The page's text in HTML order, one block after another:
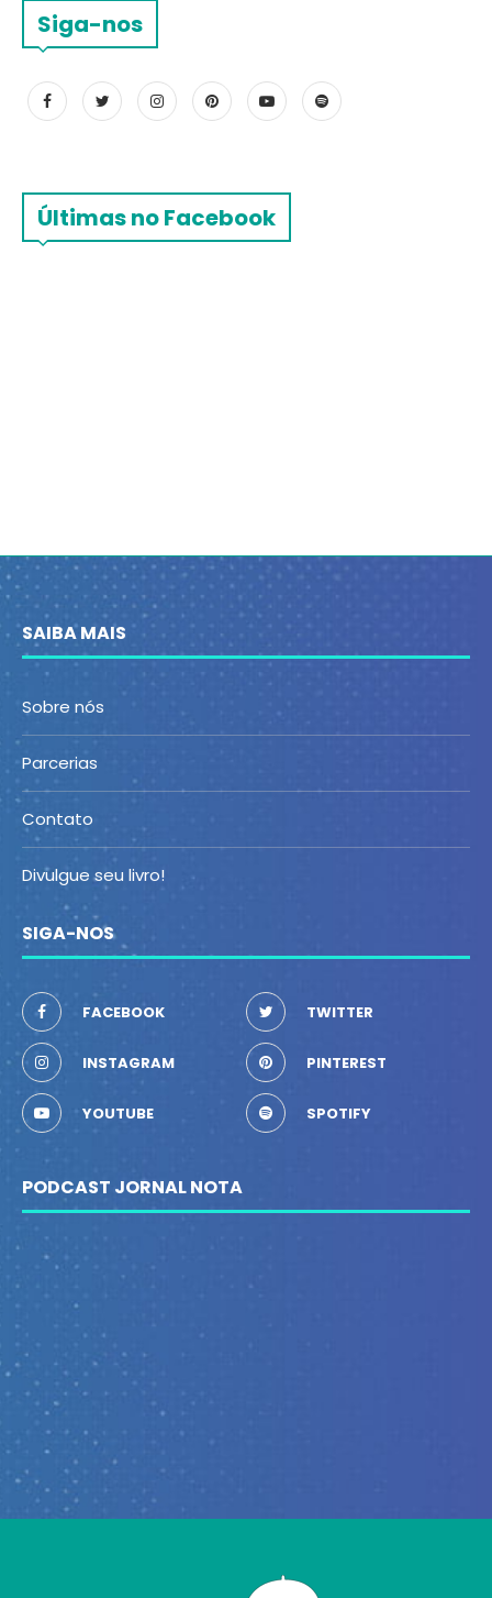
Siga-nos
Últimas no Facebook
SAIBA MAIS
Sobre nós
Parcerias
Contato
Divulgue seu livro!
SIGA-NOS
FACEBOOK TWITTER
INSTAGRAM PINTEREST
YOUTUBE SPOTIFY
PODCAST JORNAL NOTA